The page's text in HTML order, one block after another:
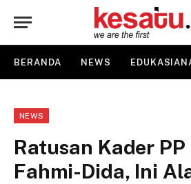
BERANDA NEWS
NEWS
Ratusan Kader
Fahmi-Dida, Ini